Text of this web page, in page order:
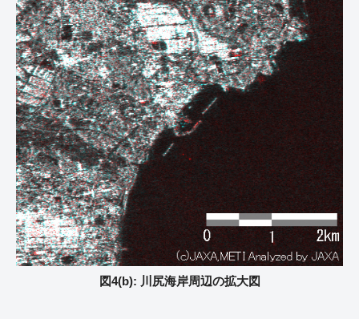
図4(b): 川尻海岸周辺の拡大図